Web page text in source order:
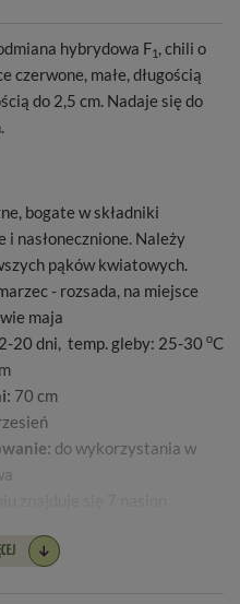
hybrydowa F1, chili o
czerwone, małe, długością
do 2,5 cm. Nadaje się do
bogate w składniki
i nasłonecznione. Należy
pąków kwiatowych.
- rozsada, na miejsce
maja
20 dni, temp. gleby: 25-30 oC
70 cm
do wykorzystania w